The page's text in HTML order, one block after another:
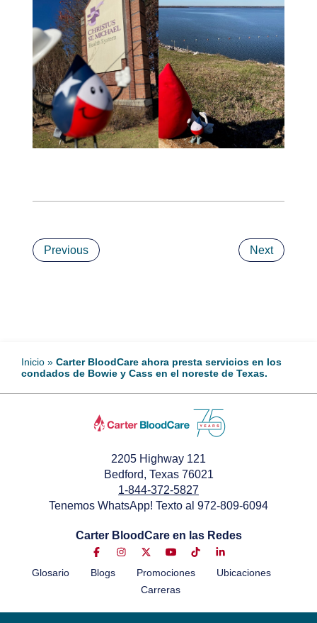
Previous Next
Inicio » Carter BloodCare ahora presta servicios en los
condados de Bowie y Cass en el noreste de Texas.
2205 Highway 121
Bedford, Texas 76021
1-844-372-5827
Tenemos WhatsApp! Texto al 972-809-6094
Carter BloodCare en las Redes
Glosario Blogs Promociones
Ubicaciones
Carreras